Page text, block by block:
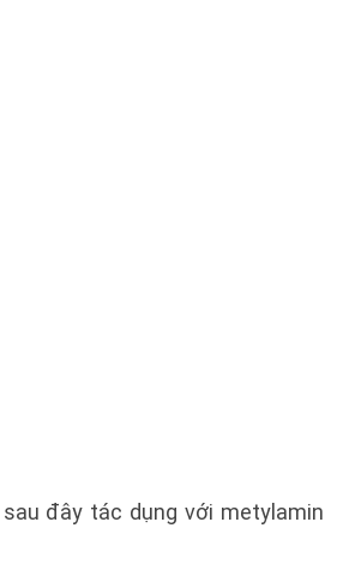
đây tác dụng với metylamin